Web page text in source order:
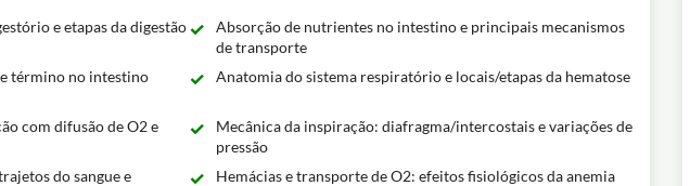
e etapas da digestão
Absorção de nutrientes no intestino e principais mecanismos
de transporte
término no intestino
Anatomia do sistema respiratório e locais/etapas da hematose
com difusão de O2 e
Mecânica da inspiração: diafragma/intercostais e variações de
pressão
do sangue e
Hemácias e transporte de O2: efeitos fisiológicos da anemia